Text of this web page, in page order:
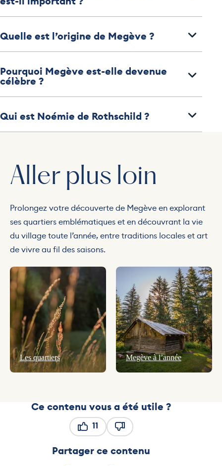
Quelle est l’origine de Megève ?
Pourquoi Megève est-elle devenue
célèbre ?
Qui est Noémie de Rothschild ?
Aller plus loin
Prolongez votre découverte de Megève en explorant
ses quartiers emblématiques et en découvrant la vie
du village toute l’année, entre traditions locales et art
de vivre au fil des saisons.
Les quartiers Megève à l’année
Ce contenu vous a été utile ?
11
Partager ce contenu